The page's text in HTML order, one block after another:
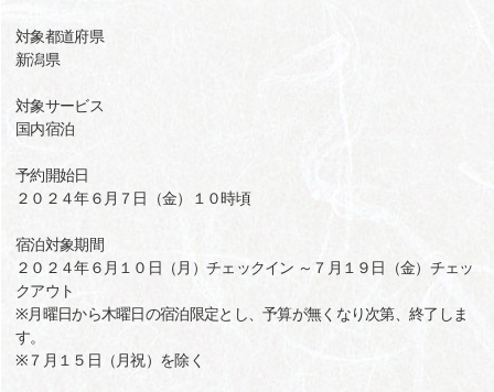
対象都道府県
新潟県
対象サービス
国内宿泊
予約開始日
２０２４年６月７日（金）１０時頃
宿泊対象期間
２０２４年６月１０日（月）チェックイン ～７月１９日（金）チェッ
クアウト
※月曜日から木曜日の宿泊限定とし、予算が無くなり次第、終了しま
す。
※７月１５日（月祝）を除く